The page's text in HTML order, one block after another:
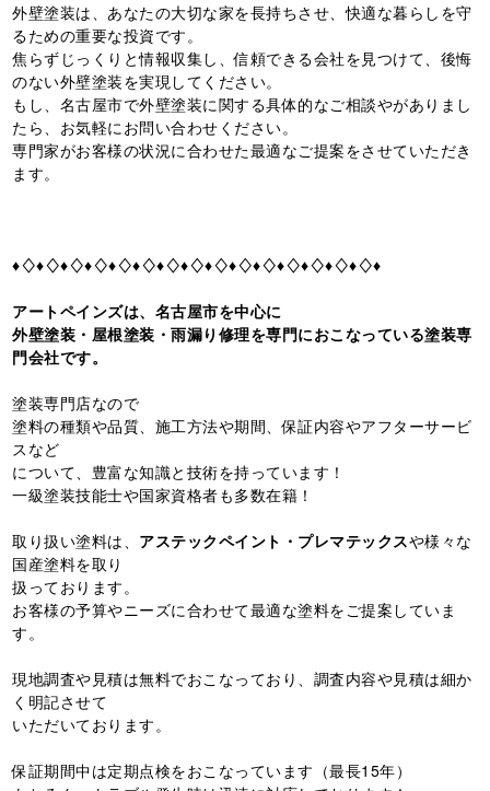
外壁塗装は、あなたの大切な家を長持ちさせ、快適な暮らしを守
るための重要な投資です。
焦らずじっくりと情報収集し、信頼できる会社を見つけて、後悔
のない外壁塗装を実現してください。
もし、名古屋市で外壁塗装に関する具体的なご相談やがありまし
たら、お気軽にお問い合わせください。
専門家がお客様の状況に合わせた最適なご提案をさせていただき
ます。
♦♢♦♢♦♢♦♢♦♢♦♢♦♢♦♢♦♢♦♢♦♢♦♢♦♢♦♢♦♢♦
アートペインズは、名古屋市を中心に
外壁塗装・屋根塗装・雨漏り修理を専門におこなっている塗装専
門会社です。
塗装専門店なので
塗料の種類や品質、施工方法や期間、保証内容やアフターサービ
スなど
について、豊富な知識と技術を持っています！
一級塗装技能士や国家資格者も多数在籍！
取り扱い塗料は、 アステックペイント・プレマテックスや様々な
国産塗料を取り
扱っております。
お客様の予算やニーズに合わせて最適な塗料をご提案していま
す。
現地調査や見積は無料でおこなっており、調査内容や見積は細か
く明記させて
いただいております。
保証期間中は定期点検をおこなっています（最長15年）